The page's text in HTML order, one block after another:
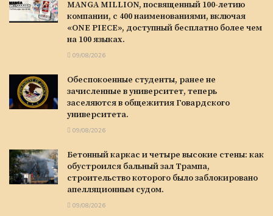
MANGA MILLION, посвященный 100-летию
компании, с 400 наименованиями, включая
«ONE PIECE», доступный бесплатно более чем
на 100 языках.
09/08/2026
Обеспокоенные студенты, ранее не
зачисленные в университет, теперь
заселяются в общежития Говардского
университета.
09/08/2026
Бетонный каркас и четыре высокие стены: как
обустроился бальный зал Трампа,
строительство которого было заблокировано
апелляционным судом.
09/08/2026